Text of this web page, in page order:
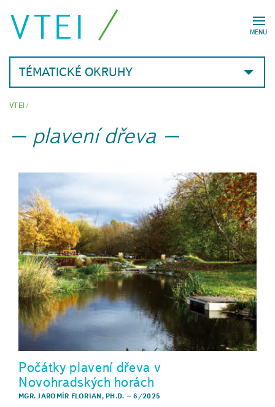
MENU
VTEI
TÉMATICKÉ OKRUHY
VTEI/
plavení dřeva
Počátky plavení dřeva v
Novohradských horách
MGR. JAROMÍR FLORIAN, PH.D. –6/2025